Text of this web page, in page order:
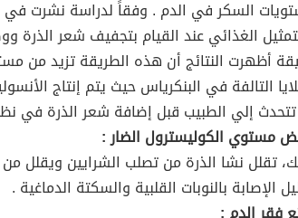
أظهرت النتائج أن هذه الطريقة تزيد من
التالفة في البنكرياس حيث يتم إنتاج
إلي الطبيب قبل إضافة شعر الذرة في
مستوي الكوليسترول الضار :
تقلل نشا الذرة من تصلب الشرايين ويقلل
الإصابة بالنوبات القلبية والسكتة الدماغية .